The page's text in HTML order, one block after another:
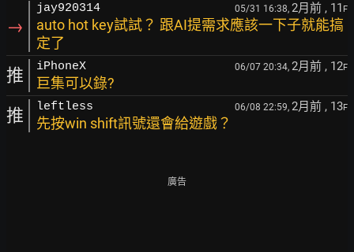
→
jay920314 05/31 16:38, 2月前 , 11 F
auto hot key試試？ 跟AI提需求應該一下子就能搞
定了
推 iPhoneX 06/07 20:34, 2月前 , 12F
巨集可以錄?
推 leftless 06/08 22:59, 2月前 , 13F
先按win shift訊號還會給遊戲？
廣告